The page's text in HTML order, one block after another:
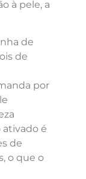
à pele, a
de
de
por
ativado é
de
o que o